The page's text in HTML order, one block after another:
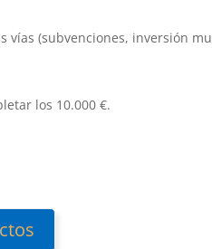
vías (subvenciones, inversión
los 10.000 €.